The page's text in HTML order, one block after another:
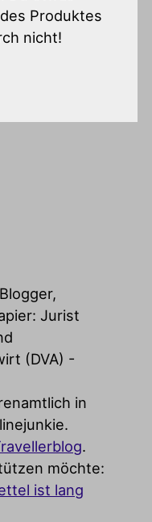
Produktes
nicht!
Jurist
(DVA) -
in
.
möchte:
ist lang